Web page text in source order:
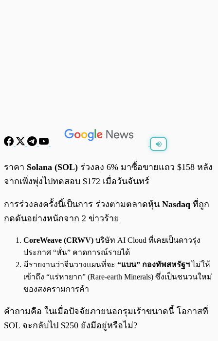
ราคา Solana (SOL) ร่วงลง 6% มาซื้อขายแถว $158 หลัง
จากเพิ่งพุ่งไปทดสอบ $172 เมื่อวันจันทร์
การร่วงลงครั้งนี้เป็นการ ร่วงตามตลาดหุ้น Nasdaq ที่ถูก
กดดันอย่างหนักจาก 2 ข่าวร้าย
CoreWeave (CRWV) บริษัท AI Cloud ที่เคยเป็นดาวรุ่ง
ประกาศ “หั่น” คาดการณ์รายได้
มีรายงานว่าจีนวางแผนที่จะ “แบน” กองทัพสหรัฐฯไม่ให้
เข้าถึง “แร่หายาก” (Rare-earth Minerals) ซึ่งเป็นชนวนใหม่
ของสงครามการค้า
คำถามคือ ในเมื่อปัจจัยภายนอกรุมเร้าขนาดนี้ โอกาสที่
SOL จะกลับไป $250 ยังมีอยู่หรือไม่?